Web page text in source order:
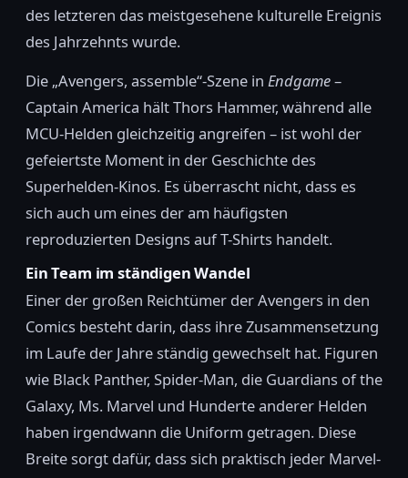
des letzteren das meistgesehene kulturelle Ereignis
des Jahrzehnts wurde.
Die „Avengers, assemble“-Szene in Endgame–
Captain America hält Thors Hammer, während alle
MCU-Helden gleichzeitig angreifen – ist wohl der
gefeiertste Moment in der Geschichte des
Superhelden-Kinos. Es überrascht nicht, dass es
sich auch um eines der am häufigsten
reproduzierten Designs auf T-Shirts handelt.
Ein Team im ständigen Wandel
Einer der großen Reichtümer der Avengers in den
Comics besteht darin, dass ihre Zusammensetzung
im Laufe der Jahre ständig gewechselt hat. Figuren
wie Black Panther, Spider-Man, die Guardians of the
Galaxy, Ms. Marvel und Hunderte anderer Helden
haben irgendwann die Uniform getragen. Diese
Breite sorgt dafür, dass sich praktisch jeder Marvel-